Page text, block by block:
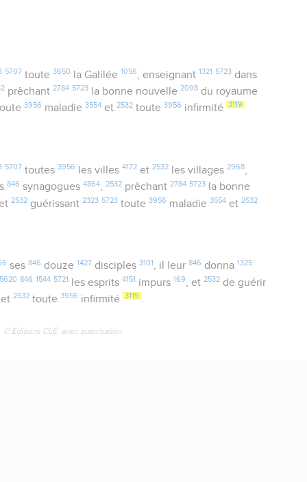
5707 toute 3650 la Galilée 1056 , enseignant 1321 5723dans
prêchant2784 5723 la bonne nouvelle2098 du royaume
3956 maladie3554 et2532 toute3956 infirmité 3119
5707 toutes 3956 les villes 4172et 2532les villages 2968,
846 synagogues4864,2532 prêchant2784 5723
la bonne
et2532 guérissant2323 5723 toute3956 maladie3554 et2532
ses 846 douze 1427 disciples 3101, il leur 846 donna 1325
5620 846 1544 5721 les esprits4151 impurs 169 , et2532 de guérir
et2532 toute3956 infirmité 3119 .
© Éditions CLÉ, avec autorisation